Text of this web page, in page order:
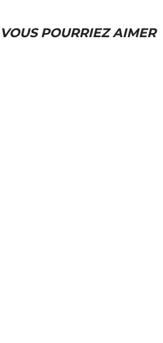
VOUS POURRIEZ AIMER